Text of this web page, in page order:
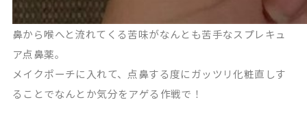
鼻から喉へと流れてくる苦味がなんとも苦手なスプレキュ
ア点鼻薬。
メイクポーチに入れて、点鼻する度にガッツリ化粧直しす
ることでなんとか気分をアゲる作戦で！